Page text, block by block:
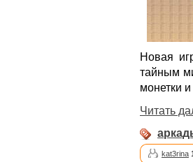
Новая
тайным
монетки
Читать
kat3rina